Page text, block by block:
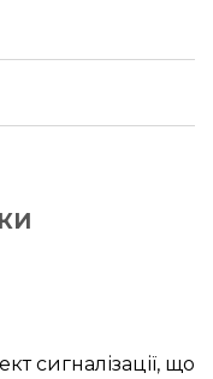
сигналізації, що